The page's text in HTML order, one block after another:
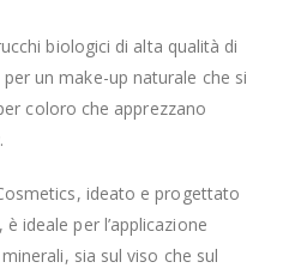
biologici di alta qualità di
un make-up naturale che si
coloro che apprezzano
ideato e progettato
ideale per l’applicazione
sia sul viso che sul